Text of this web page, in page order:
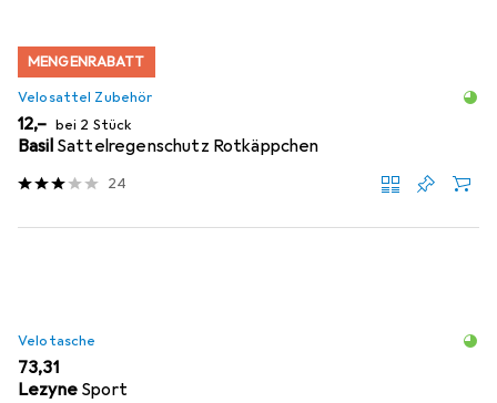
MENGENRABATT
Velosattel Zubehör
EUR
12,– bei 2 Stück
Basil Sattelregenschutz Rotkäppchen
24
Velotasche
EUR
73,31
Lezyne Sport